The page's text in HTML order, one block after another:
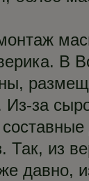
В
за
из
давно,